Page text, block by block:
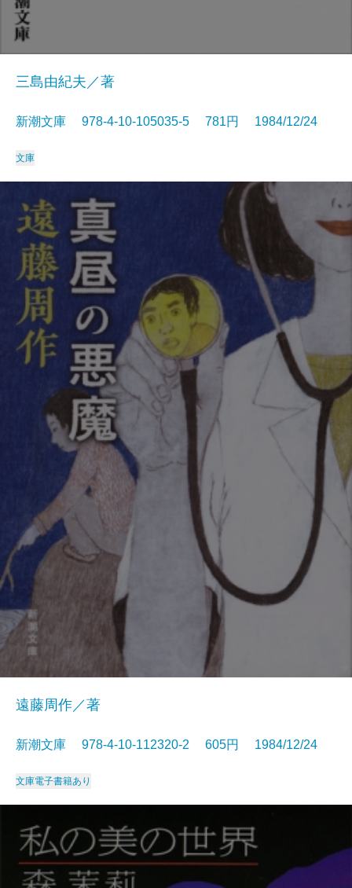
三島由紀夫／著
新潮文庫 978-4-10-105035-5 781円 1984/12/24
文庫
遠藤周作／著
新潮文庫 978-4-10-112320-2 605円 1984/12/24
文庫電子書籍あり